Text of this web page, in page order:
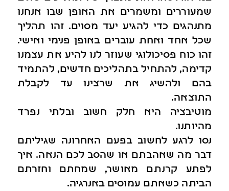
שמעוררים ומשמרים את האופן שבו אנחנו
מתנהגים כדי להגיע יעד מסוים. זהו תהליך
שכל אחד ואחת עוברים באופן פנימי ואישי.
זהו כוח פסיכולוגי שעוזר לנו להיע את עצמנו
קדימה, להתחיל בתהליכים חדשים, להתמיד
בהם ולהשיג את שרצינו עד לקבלת
התוצאה.
מוטיבציה היא חלק חשוב ובלתי נפרד
מהיותנו.
נסו לרגע לחשוב בפעם האחרונה שגיליתם
דבר מה שאהבתם או שהסב לכם הנאה. איך
לפתע קרנתם מאושר, שמחתם וחזרתם
הביתה כשאתם עמוסים באנרגיה.